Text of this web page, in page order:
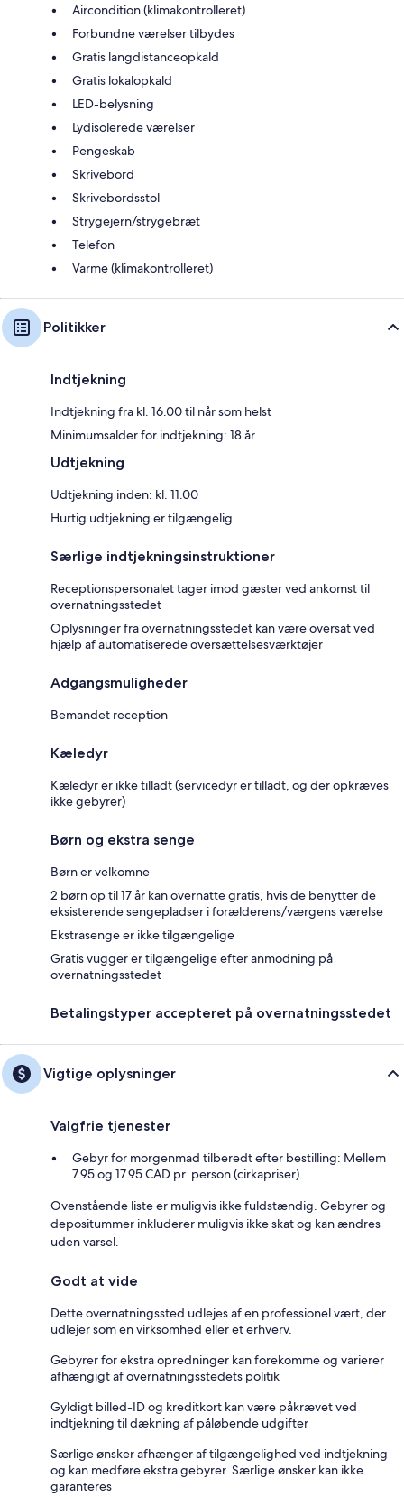
Aircondition (klimakontrolleret)
Forbundne værelser tilbydes
Gratis langdistanceopkald
Gratis lokalopkald
LED-belysning
Lydisolerede værelser
Pengeskab
Skrivebord
Skrivebordsstol
Strygejern/strygebræt
Telefon
Varme (klimakontrolleret)
Politikker
Indtjekning
Indtjekning fra kl. 16.00 til når som helst
Minimumsalder for indtjekning: 18 år
Udtjekning
Udtjekning inden: kl. 11.00
Hurtig udtjekning er tilgængelig
Særlige indtjekningsinstruktioner
Receptionspersonalet tager imod gæster ved ankomst til
overnatningsstedet
Oplysninger fra overnatningsstedet kan være oversat ved
hjælp af automatiserede oversættelsesværktøjer
Adgangsmuligheder
Bemandet reception
Kæledyr
Kæledyr er ikke tilladt (servicedyr er tilladt, og der opkræves
ikke gebyrer)
Børn og ekstra senge
Børn er velkomne
2 børn op til 17 år kan overnatte gratis, hvis de benytter de
eksisterende sengepladser i forælderens/værgens værelse
Ekstrasenge er ikke tilgængelige
Gratis vugger er tilgængelige efter anmodning på
overnatningsstedet
Betalingstyper accepteret på overnatningsstedet
Vigtige oplysninger
Valgfrie tjenester
Gebyr for morgenmad tilberedt efter bestilling: Mellem
7.95 og 17.95 CAD pr. person (cirkapriser)
Ovenstående liste er muligvis ikke fuldstændig. Gebyrer og
depositummer inkluderer muligvis ikke skat og kan ændres
uden varsel.
Godt at vide
Dette overnatningssted udlejes af en professionel vært, der
udlejer som en virksomhed eller et erhverv.
Gebyrer for ekstra opredninger kan forekomme og varierer
afhængigt af overnatningsstedets politik
Gyldigt billed-ID og kreditkort kan være påkrævet ved
indtjekning til dækning af påløbende udgifter
Særlige ønsker afhænger af tilgængelighed ved indtjekning
og kan medføre ekstra gebyrer. Særlige ønsker kan ikke
garanteres